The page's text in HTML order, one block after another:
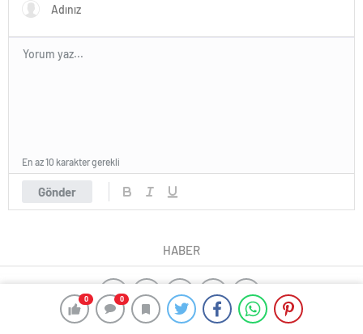
0 0
Gönder
En az 10 karakter gerekli
HABER
yangın algılama sistemleri